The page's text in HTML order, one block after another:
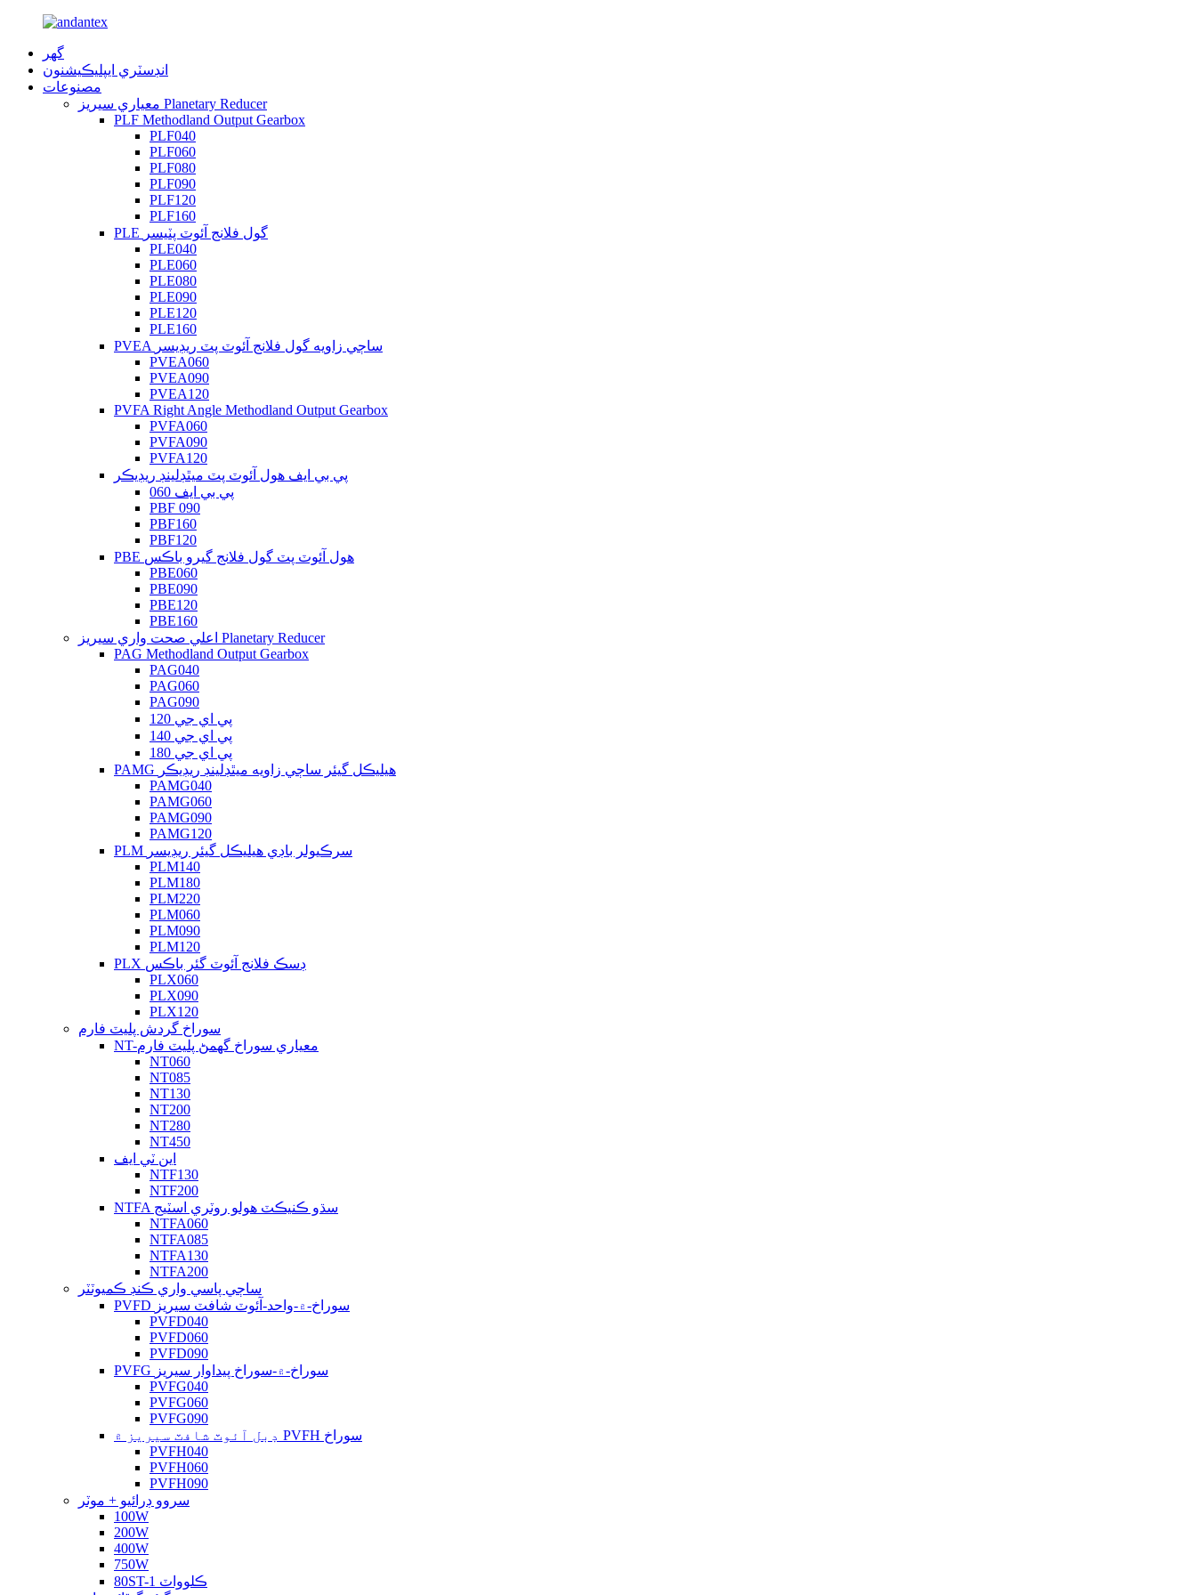
گهر
انڊسٽري ايپليڪيشنون
مصنوعات
معياري سيريز Planetary Reducer
PLF Methodland Output Gearbox
PLF040
PLF060
PLF080
PLF090
PLF120
PLF160
PLE گول فلانج آئوٽ پٽيسر
PLE040
PLE060
PLE080
PLE090
PLE120
PLE160
PVEA ساڄي زاويه گول فلانج آئوٽ پٽ ريڊيسر
PVEA060
PVEA090
PVEA120
PVFA Right Angle Methodland Output Gearbox
PVFA060
PVFA090
PVFA120
پي بي ايف هول آئوٽ پٽ ميٿڊلينڊ ريڊيڪر
پي بي ايف 060
PBF 090
PBF160
PBF120
PBE هول آئوٽ پٽ گول فلانج گيرو باڪس
PBE060
PBE090
PBE120
PBE160
اعلي صحت واري سيريز Planetary Reducer
PAG Methodland Output Gearbox
PAG040
PAG060
PAG090
پي اي جي 120
پي اي جي 140
پي اي جي 180
PAMG هيليڪل گيئر ساڄي زاويه ميٿڊلينڊ ريڊيڪر
PAMG040
PAMG060
PAMG090
PAMG120
PLM سرڪيولر باڊي هيليڪل گيئر ريڊيسر
PLM140
PLM180
PLM220
PLM060
PLM090
PLM120
PLX ڊسڪ فلانج آئوٽ گئر باڪس
PLX060
PLX090
PLX120
سوراخ گردش پليٽ فارم
NT-معياري سوراخ گھمڻ پليٽ فارم
NT060
NT085
NT130
NT200
NT280
NT450
اين ٽي ايف
NTF130
NTF200
NTFA سڌو ڪنيڪٽ هولو روٽري اسٽيج
NTFA060
NTFA085
NTFA130
NTFA200
ساڄي پاسي واري ڪنڊ ڪميوٽٽر
PVFD سوراخ-۾-واحد-آئوٽ شافٽ سيريز
PVFD040
PVFD060
PVFD090
PVFG سوراخ-۾-سوراخ پيداوار سيريز
PVFG040
PVFG060
PVFG090
ڊبل آئوٽ شافٽ سيريز ۾ PVFH سوراخ
PVFH040
PVFH060
PVFH090
سروو ڊرائيو + موٽر
100W
200W
400W
750W
80ST-1 ڪلوواٽ